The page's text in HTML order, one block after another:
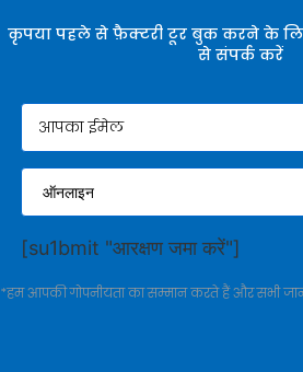
कृपया पहले से फ़ैक्टरी टूर बुक करने के लिए
से संपर्क करें
[su1bmit "आरक्षण जमा करें"]
*हम आपकी गोपनीयता का सम्मान करते हैं और सभी